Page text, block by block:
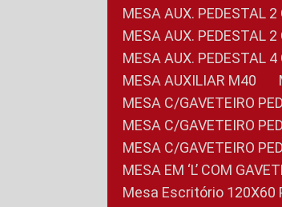
MESA AUX. PEDESTAL
MESA AUX. PEDESTAL
MESA AUX. PEDESTAL
MESA AUXILIAR M40
MESA C/GAVETEIRO
MESA C/GAVETEIRO
MESA C/GAVETEIRO
MESA EM ‘L’ COM
Mesa Escritório